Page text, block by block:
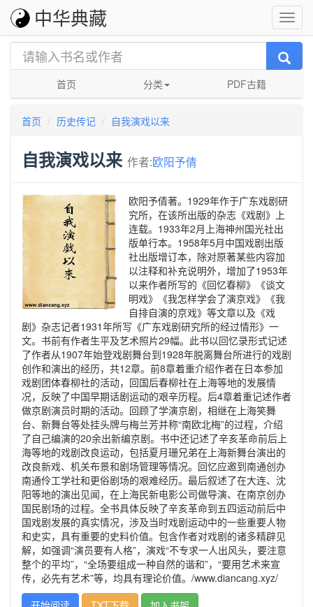
中华典藏
首页 分类 PDF古籍
首页 历史传记 自我演戏以来
自我演戏以来 作者:欧阳予倩
欧阳予倩著。1929年作于广东戏剧研
究所，在该所出版的杂志《戏剧》上
连载。1933年2月上海神州国光社出
版单行本。1958年5月中国戏剧出版
社出版增订本，除对原著某些内容加
以注释和补充说明外，增加了1953年
以来作者所写的《回忆春柳》《谈文
明戏》《我怎样学会了演京戏》《我
自排自演的京戏》等文章以及《戏
剧》杂志记者1931年所写《广东戏剧研究所的经过情形》一
文。书前有作者生平及艺术照片29幅。此书以回忆录形式记述
了作者从1907年始登戏剧舞台到1928年脱离舞台所进行的戏剧
创作和演出的经历，共12章。前8章着重介绍作者在日本参加
戏剧团体春柳社的活动，回国后春柳社在上海等地的发展情
况，反映了中国早期话剧运动的艰辛历程。后4章着重记述作者
做京剧演员时期的活动。回顾了学演京剧，相继在上海笑舞
台、新舞台等处挂头牌与梅兰芳并称“南欧北梅”的过程，介绍
了自己编演的20余出新编京剧。书中还记述了辛亥革命前后上
海等地的戏剧改良运动，包括夏月珊兄弟在上海新舞台演出的
改良新戏、机关布景和剧场管理等情况。回忆应邀到南通创办
南通伶工学社和更俗剧场的艰难经历。最后叙述了在大连、沈
阳等地的演出见闻，在上海民新电影公司做导演、在南京创办
国民剧场的过程。全书具体反映了辛亥革命到五四运动前后中
国戏剧发展的真实情况，涉及当时戏剧运动中的一些重要人物
和史实，具有重要的史料价值。包含作者对戏剧的诸多精辟见
解，如强调“演员要有人格”，演戏“不专求一人出风头，要注意
整个的平均”，“全场要组成一种自然的谐和”，“要用艺术来宣
传，必先有艺术”等，均具有理论价值。/www.diancang.xyz/